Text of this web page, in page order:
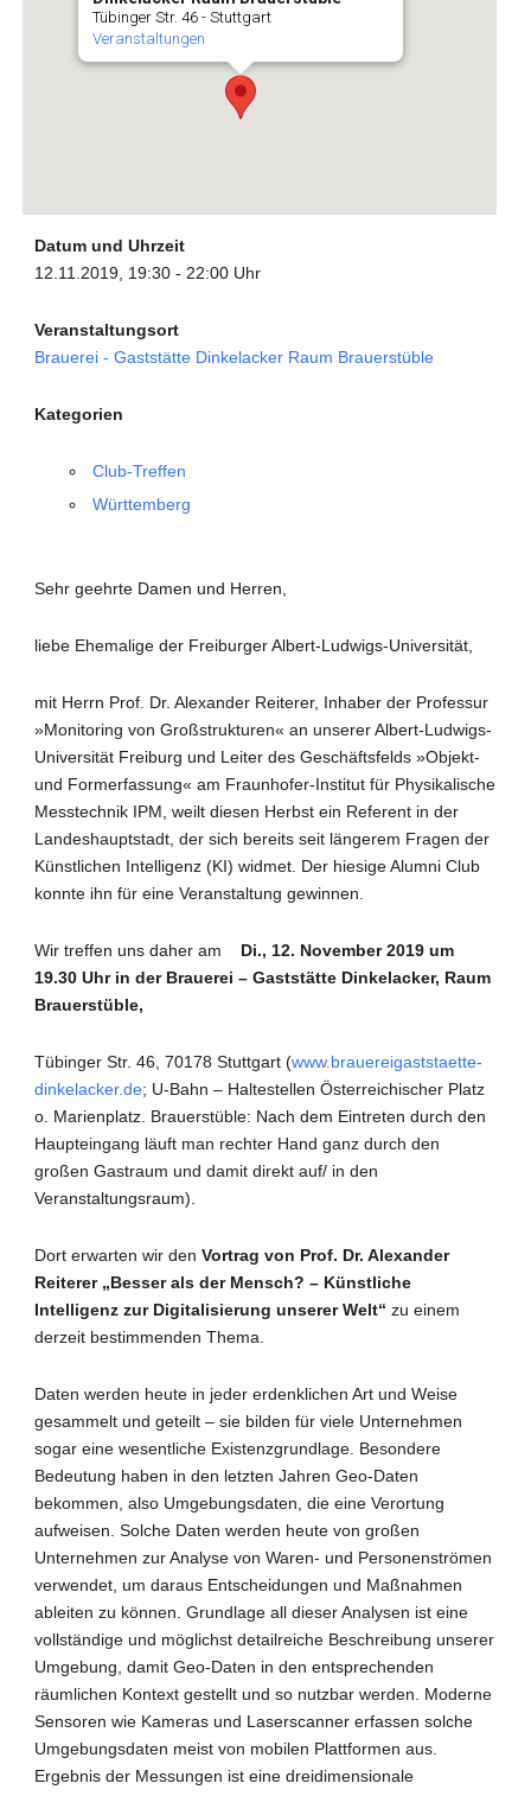
Tübinger Str. 46 - Stuttgart
Veranstaltungen
Datum und Uhrzeit
12.11.2019, 19:30 - 22:00 Uhr
Veranstaltungsort
Brauerei - Gaststätte Dinkelacker Raum Brauerstüble
Kategorien
Club-Treffen
Württemberg
Sehr geehrte Damen und Herren,
liebe Ehemalige der Freiburger Albert-Ludwigs-Universität,
mit Herrn Prof. Dr. Alexander Reiterer, Inhaber der Professur
»Monitoring von Großstrukturen« an unserer Albert-Ludwigs-
Universität Freiburg und Leiter des Geschäftsfelds »Objekt-
und Formerfassung« am Fraunhofer-Institut für Physikalische
Messtechnik IPM, weilt diesen Herbst ein Referent in der
Landeshauptstadt, der sich bereits seit längerem Fragen der
Künstlichen Intelligenz (KI) widmet. Der hiesige Alumni Club
konnte ihn für eine Veranstaltung gewinnen.
Wir treffen uns daher am Di., 12. November 2019 um
19.30 Uhr in der Brauerei – Gaststätte Dinkelacker, Raum
Brauerstüble,
Tübinger Str. 46, 70178 Stuttgart (www.brauereigaststaette-
dinkelacker.de; U-Bahn – Haltestellen Österreichischer Platz
o. Marienplatz. Brauerstüble: Nach dem Eintreten durch den
Haupteingang läuft man rechter Hand ganz durch den
großen Gastraum und damit direkt auf/ in den
Veranstaltungsraum).
Dort erwarten wir den Vortrag von Prof. Dr. Alexander
Reiterer „Besser als der Mensch? – Künstliche
Intelligenz zur Digitalisierung unserer Welt“ zu einem
derzeit bestimmenden Thema.
Daten werden heute in jeder erdenklichen Art und Weise
gesammelt und geteilt – sie bilden für viele Unternehmen
sogar eine wesentliche Existenzgrundlage. Besondere
Bedeutung haben in den letzten Jahren Geo-Daten
bekommen, also Umgebungsdaten, die eine Verortung
aufweisen. Solche Daten werden heute von großen
Unternehmen zur Analyse von Waren- und Personenströmen
verwendet, um daraus Entscheidungen und Maßnahmen
ableiten zu können. Grundlage all dieser Analysen ist eine
vollständige und möglichst detailreiche Beschreibung unserer
Umgebung, damit Geo-Daten in den entsprechenden
räumlichen Kontext gestellt und so nutzbar werden. Moderne
Sensoren wie Kameras und Laserscanner erfassen solche
Umgebungsdaten meist von mobilen Plattformen aus.
Ergebnis der Messungen ist eine dreidimensionale